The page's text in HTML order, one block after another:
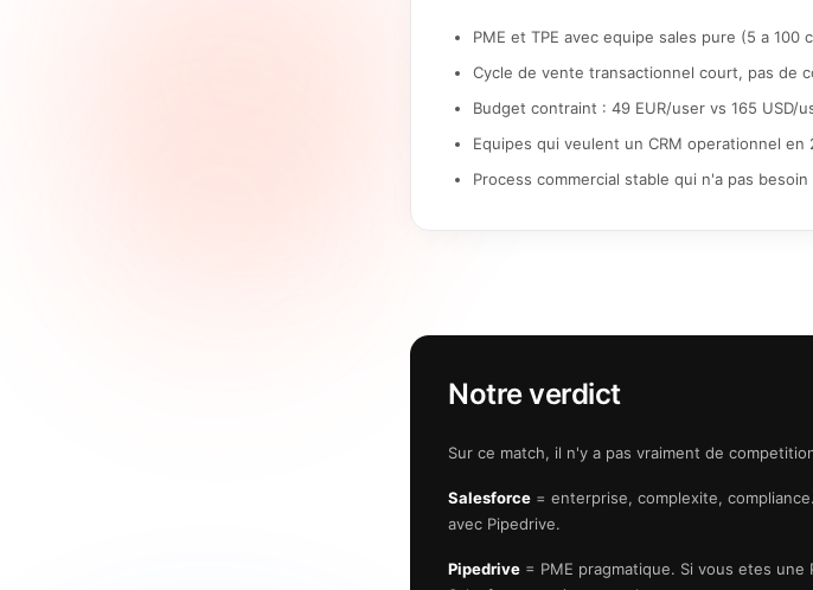
PME et TPE avec equipe sales pure (5 a 100
Cycle de vente transactionnel court, pas de
Budget contraint : 49 EUR/user vs 165 USD/
Equipes qui veulent un CRM operationnel en
Process commercial stable qui n'a pas
Notre verdict
Sur ce match, il n'y a pas vraiment de
Salesforce = enterprise, complexite,
avec Pipedrive.
Pipedrive = PME pragmatique. Si vous etes une